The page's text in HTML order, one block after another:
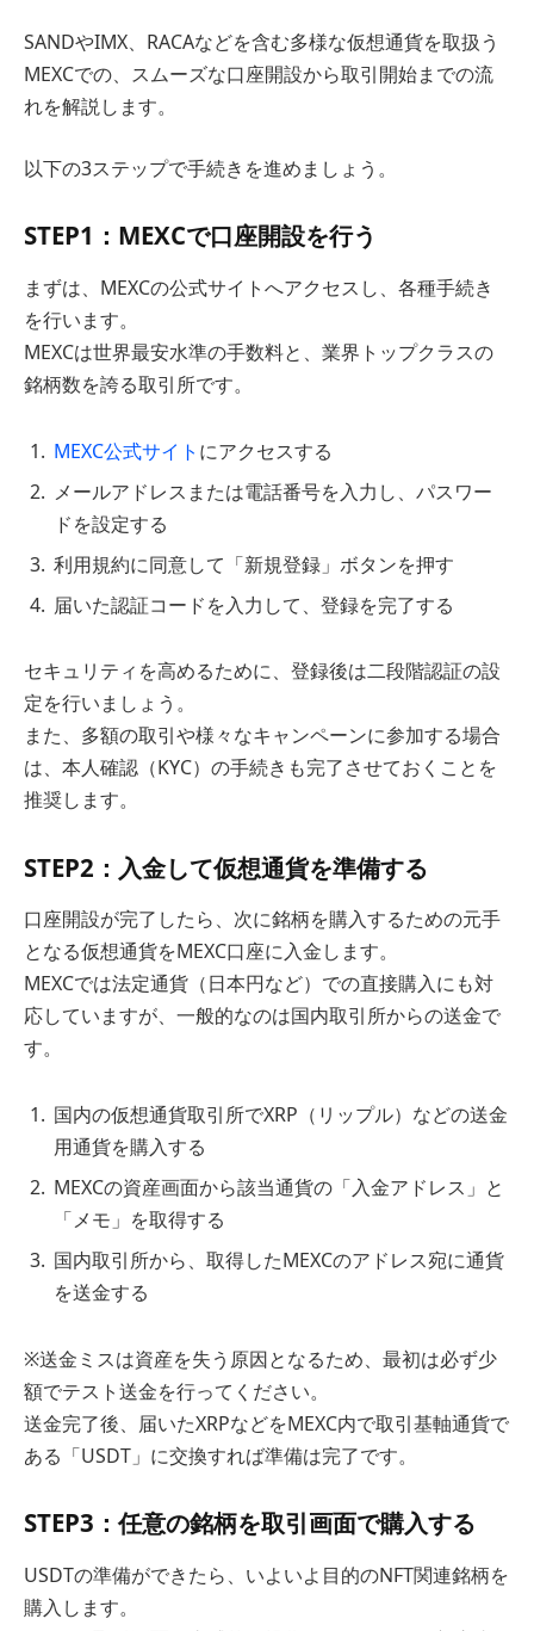
SANDやIMX、RACAなどを含む多様な仮想通貨を取扱う
MEXCでの、スムーズな口座開設から取引開始までの流
れを解説します。
以下の3ステップで手続きを進めましょう。
STEP1：MEXCで口座開設を行う
まずは、MEXCの公式サイトへアクセスし、各種手続き
を行います。
MEXCは世界最安水準の手数料と、業界トップクラスの
銘柄数を誇る取引所です。
MEXC公式サイト にアクセスする
メールアドレスまたは電話番号を入力し、パスワー
ドを設定する
利用規約に同意して「新規登録」ボタンを押す
届いた認証コードを入力して、登録を完了する
セキュリティを高めるために、登録後は二段階認証の設
定を行いましょう。
また、多額の取引や様々なキャンペーンに参加する場合
は、本人確認（KYC）の手続きも完了させておくことを
推奨します。
STEP2：入金して仮想通貨を準備する
口座開設が完了したら、次に銘柄を購入するための元手
となる仮想通貨をMEXC口座に入金します。
MEXCでは法定通貨（日本円など）での直接購入にも対
応していますが、一般的なのは国内取引所からの送金で
す。
国内の仮想通貨取引所でXRP（リップル）などの送金
用通貨を購入する
MEXCの資産画面から該当通貨の「入金アドレス」と
「メモ」を取得する
国内取引所から、取得したMEXCのアドレス宛に通貨
を送金する
※送金ミスは資産を失う原因となるため、最初は必ず少
額でテスト送金を行ってください。
送金完了後、届いたXRPなどをMEXC内で取引基軸通貨で
ある「USDT」に交換すれば準備は完了です。
STEP3：任意の銘柄を取引画面で購入する
USDTの準備ができたら、いよいよ目的のNFT関連銘柄を
購入します。